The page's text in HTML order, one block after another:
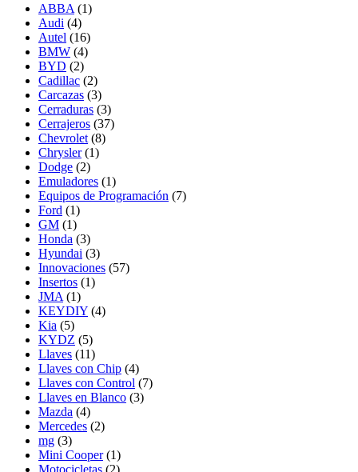
ABBA (1)
Audi (4)
Autel (16)
BMW (4)
BYD (2)
Cadillac (2)
Carcazas (3)
Cerraduras (3)
Cerrajeros (37)
Chevrolet (8)
Chrysler (1)
Dodge (2)
Emuladores (1)
Equipos de Programación (7)
Ford (1)
GM (1)
Honda (3)
Hyundai (3)
Innovaciones (57)
Insertos (1)
JMA (1)
KEYDIY (4)
Kia (5)
KYDZ (5)
Llaves (11)
Llaves con Chip (4)
Llaves con Control (7)
Llaves en Blanco (3)
Mazda (4)
Mercedes (2)
mg (3)
Mini Cooper (1)
Motocicletas (2)